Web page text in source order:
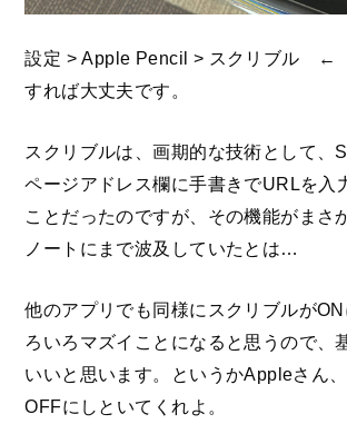
設定 > Apple Pencil > スクリブル ←
すれば大丈夫です。
スクリブルは、画期的な技術として、
ページアドレス欄に手書きでURLを入
ことだったのですが、その機能がまさ
ノートにまで波及していたとは…
他のアプリでも同様にスクリブルが
ろいろマズイことになると思うので、
いいと思います。というかAppleさん
OFFにしといてくれよ。